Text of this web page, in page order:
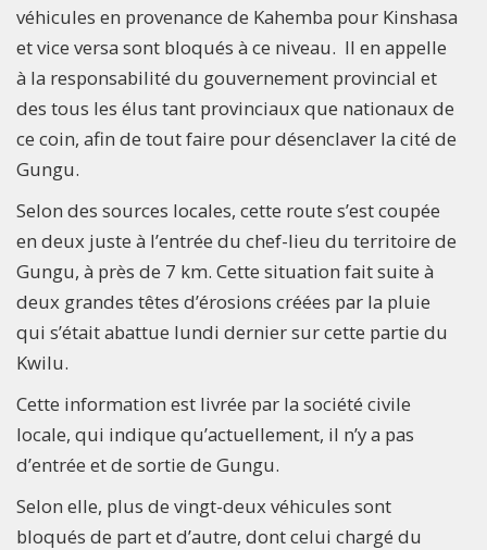
véhicules en provenance de Kahemba pour Kinshasa
et vice versa sont bloqués à ce niveau. Il en appelle
à la responsabilité du gouvernement provincial et
des tous les élus tant provinciaux que nationaux de
ce coin, afin de tout faire pour désenclaver la cité de
Gungu.
Selon des sources locales, cette route s’est coupée
en deux juste à l’entrée du chef-lieu du territoire de
Gungu, à près de 7 km. Cette situation fait suite à
deux grandes têtes d’érosions créées par la pluie
qui s’était abattue lundi dernier sur cette partie du
Kwilu.
Cette information est livrée par la société civile
locale, qui indique qu’actuellement, il n’y a pas
d’entrée et de sortie de Gungu.
Selon elle, plus de vingt-deux véhicules sont
bloqués de part et d’autre, dont celui chargé du